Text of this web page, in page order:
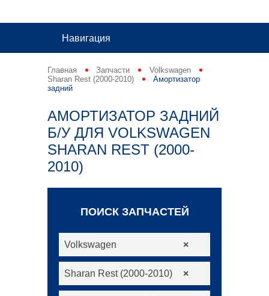
Навигация
Главная Запчасти
Volkswagen
Sharan Rest (2000-2010)
Амортизатор
задний
АМОРТИЗАТОР ЗАДНИЙ
Б/У ДЛЯ VOLKSWAGEN
SHARAN REST (2000-
2010)
ПОИСК ЗАПЧАСТЕЙ
×
Volkswagen
×
Sharan Rest (2000-2010)